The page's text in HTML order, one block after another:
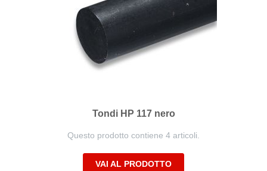
Tondi HP 117 nero
Questo prodotto contiene 4 articoli.
VAI AL PRODOTTO